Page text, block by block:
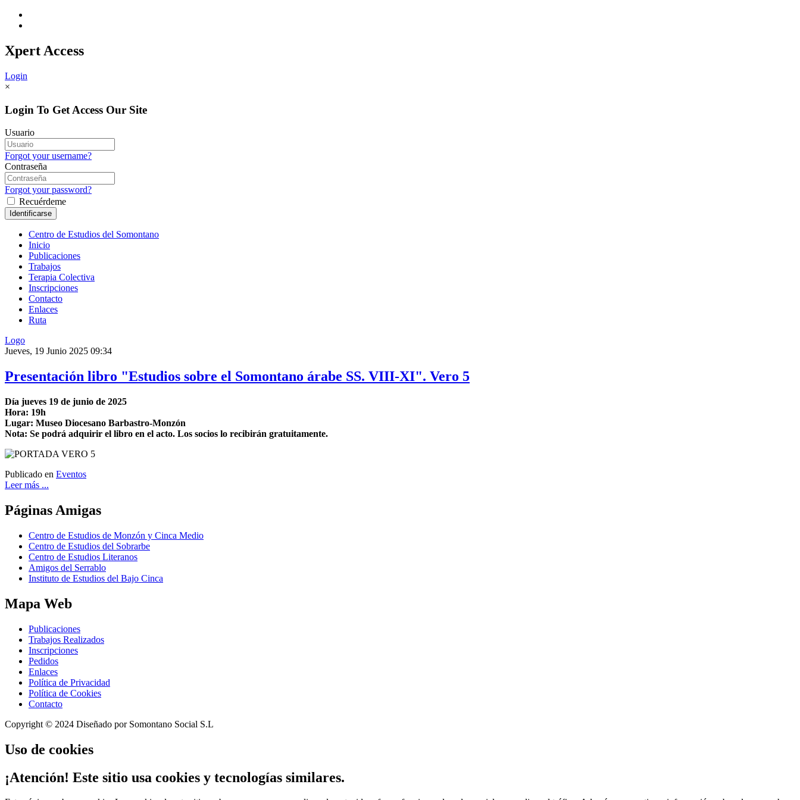
Xpert Access
Login
×
Login To Get Access Our Site
Usuario
Forgot your username?
Contraseña
Forgot your password?
Recuérdeme
Centro de Estudios del Somontano
Inicio
Publicaciones
Trabajos
Terapia Colectiva
Inscripciones
Contacto
Enlaces
Ruta
Logo
Jueves, 19 Junio 2025 09:34
Presentación libro "Estudios sobre el Somontano árabe SS. VIII-XI". Vero 5
Día jueves 19 de junio de 2025
Hora: 19h
Lugar: Museo Diocesano Barbastro-Monzón
Nota: Se podrá adquirir el libro en el acto. Los socios lo recibirán gratuitamente.
Publicado en Eventos
Leer más ...
Páginas Amigas
Centro de Estudios de Monzón y Cinca Medio
Centro de Estudios del Sobrarbe
Centro de Estudios Literanos
Amigos del Serrablo
Instituto de Estudios del Bajo Cinca
Mapa Web
Publicaciones
Trabajos Realizados
Inscripciones
Pedidos
Enlaces
Política de Privacidad
Política de Cookies
Contacto
Copyright © 2024 Diseñado por Somontano Social S.L
Uso de cookies
¡Atención! Este sitio usa cookies y tecnologías similares.